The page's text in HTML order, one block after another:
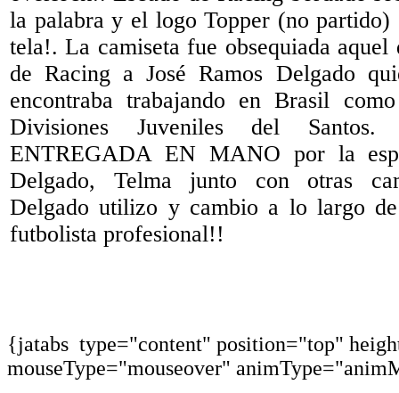
la palabra y el logo Topper (no partido)
tela!. La camiseta fue obsequiada
de Racing a José Ramos Delgado
encontraba trabajando en Brasil
Divisiones Juveniles del
ENTREGADA EN MANO por la
Delgado, Telma junto con otras
Delgado utilizo y cambio a lo largo
futbolista profesional!!
{jatabs type="content" position="top"
mouseType="mouseover"